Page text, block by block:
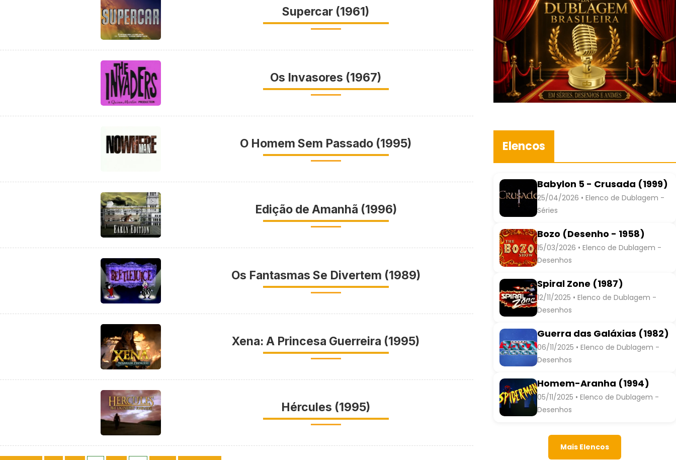
Supercar (1961)
Os Invasores (1967)
O Homem Sem Passado (1995)
Edição de Amanhã (1996)
Os Fantasmas Se Divertem (1989)
Xena: A Princesa Guerreira (1995)
Hércules (1995)
Elencos
Babylon 5 - Crusada (1999)
25/04/2026 • Elenco de Dublagem -
Séries
Bozo (Desenho - 1958)
15/03/2026 • Elenco de Dublagem -
Desenhos
Spiral Zone (1987)
12/11/2025 • Elenco de Dublagem -
Desenhos
Guerra das Galáxias (1982)
06/11/2025 • Elenco de Dublagem -
Desenhos
Homem-Aranha (1994)
05/11/2025 • Elenco de Dublagem -
Desenhos
Mais Elencos